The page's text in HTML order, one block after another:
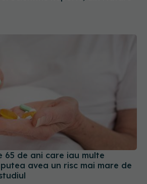
65 de ani care iau multe
avea un risc mai mare de